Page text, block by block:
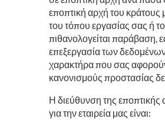
εποπτική αρχή του κράτους
του τόπου εργασίας σας ή
πιθανολογείται παράβαση,
επεξεργασία των
χαρακτήρα που σας
κανονισμούς προστασίας
Η διεύθυνση της εποπτικής
για την εταιρεία μας είναι: